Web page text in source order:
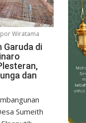
Wiratama
Garuda di
dan
Sumeith